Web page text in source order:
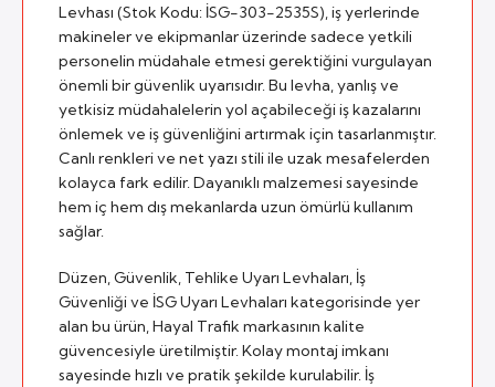
Levhası (Stok Kodu: İSG-303-2535S), iş yerlerinde
makineler ve ekipmanlar üzerinde sadece yetkili
personelin müdahale etmesi gerektiğini vurgulayan
önemli bir güvenlik uyarısıdır. Bu levha, yanlış ve
yetkisiz müdahalelerin yol açabileceği iş kazalarını
önlemek ve iş güvenliğini artırmak için tasarlanmıştır.
Canlı renkleri ve net yazı stili ile uzak mesafelerden
kolayca fark edilir. Dayanıklı malzemesi sayesinde
hem iç hem dış mekanlarda uzun ömürlü kullanım
sağlar.
Düzen, Güvenlik, Tehlike Uyarı Levhaları, İş
Güvenliği ve İSG Uyarı Levhaları kategorisinde yer
alan bu ürün, Hayal Trafik markasının kalite
güvencesiyle üretilmiştir. Kolay montaj imkanı
sayesinde hızlı ve pratik şekilde kurulabilir. İş